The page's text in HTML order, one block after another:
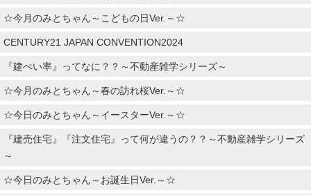
☆今月のみとちゃん～こどもの日Ver.～☆
CENTURY21 JAPAN CONVENTION2024
『建ぺい率』ってなに？？～不動産雑学シリーズ～
☆今月のみとちゃん～春の訪れ桜Ver.～☆
☆今日のみとちゃん～イースターVer.～☆
『建売住宅』『注文住宅』って何が違うの？？～不動産雑学シリーズ
～
☆今日のみとちゃん～お誕生日Ver.～☆